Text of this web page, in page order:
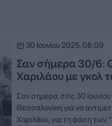
30 Ιουνίου 2025, 08:09
Σαν σήμερα 30/6:
Χαριλάου με γκολ
Σαν σήμερα, στις 30
Θεσσαλονίκη για να
Χαριλάου, για τη φάση των